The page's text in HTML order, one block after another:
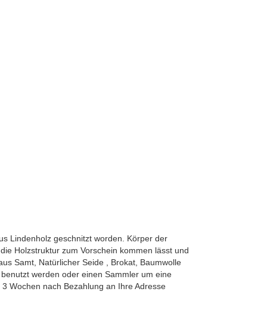
Lindenholz geschnitzt worden. Körper der
Holzstruktur zum Vorschein kommen lässt und
Samt, Natürlicher Seide , Brokat, Baumwolle
werden oder einen Sammler um eine
Wochen nach Bezahlung an Ihre Adresse